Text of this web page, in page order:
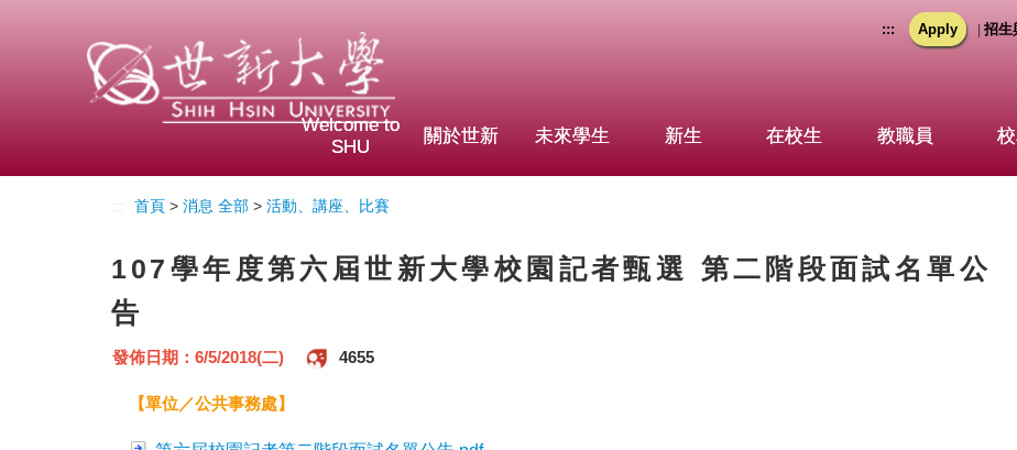
::: Apply 招生
Welcome to
SHU
關於世新 未來學生 新生 在校生 教職員
首頁> 消息 全部> 活動、講座、比賽
107學年度第六屆世新大學校園記者甄選 第二階段面試名單公
告
發佈日期：6/5/2018(二) 4655
【單位／公共事務處】